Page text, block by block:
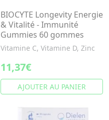
BIOCYTE Longevity Energie
& Vitalité - Immunité
Gummies 60 gommes
Vitamine C, Vitamine D, Zinc
11,37€
AJOUTER AU PANIER